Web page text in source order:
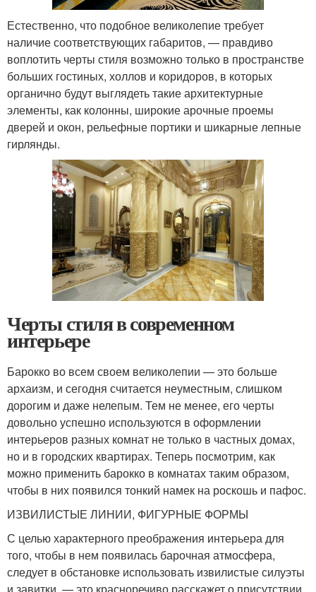
Естественно, что подобное великолепие требует
наличие соответствующих габаритов, — правдиво
воплотить черты стиля возможно только в пространстве
больших гостиных, холлов и коридоров, в которых
органично будут выглядеть такие архитектурные
элементы, как колонны, широкие арочные проемы
дверей и окон, рельефные портики и шикарные лепные
гирлянды.
Черты стиля в современном
интерьере
Барокко во всем своем великолепии — это больше
архаизм, и сегодня считается неуместным, слишком
дорогим и даже нелепым. Тем не менее, его черты
довольно успешно используются в оформлении
интерьеров разных комнат не только в частных домах,
но и в городских квартирах. Теперь посмотрим, как
можно применить барокко в комнатах таким образом,
чтобы в них появился тонкий намек на роскошь и пафос.
ИЗВИЛИСТЫЕ ЛИНИИ, ФИГУРНЫЕ ФОРМЫ
С целью характерного преображения интерьера для
того, чтобы в нем появилась барочная атмосфера,
следует в обстановке использовать извилистые силуэты
и завитки, — это красноречиво расскажет о присутствии